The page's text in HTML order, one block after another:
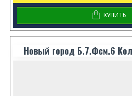
КУПИТЬ
Новый город Б.7.Фсм.6